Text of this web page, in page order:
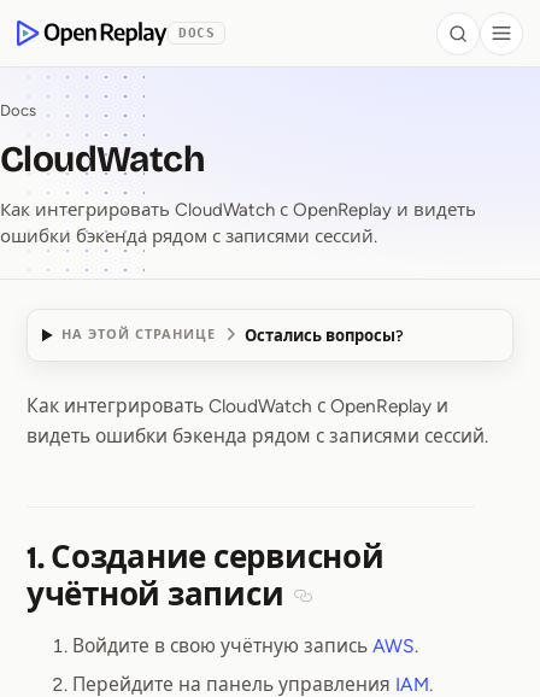
OpenReplay
DOCS Search
Docs
CloudWatch
Как интегрировать CloudWatch с OpenReplay и видеть
ошибки бэкенда рядом с записями сессий.
НА ЭТОЙ СТРАНИЦЕ Остались вопросы?
CloudWatch
Как интегрировать CloudWatch с OpenReplay и
видеть ошибки бэкенда рядом с записями сессий.
1. Создание сервисной
учётной записи
Войдите в свою учётную запись AWS.
Перейдите на панель управления IAM.